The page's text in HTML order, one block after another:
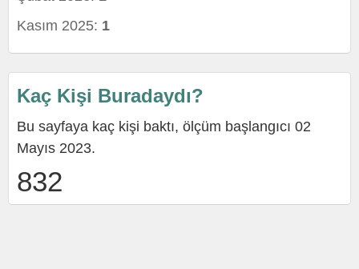
Kasım 2025: 1
Kaç Kişi Buradaydı?
Bu sayfaya kaç kişi baktı, ölçüm başlangıcı 02
Mayıs 2023.
832